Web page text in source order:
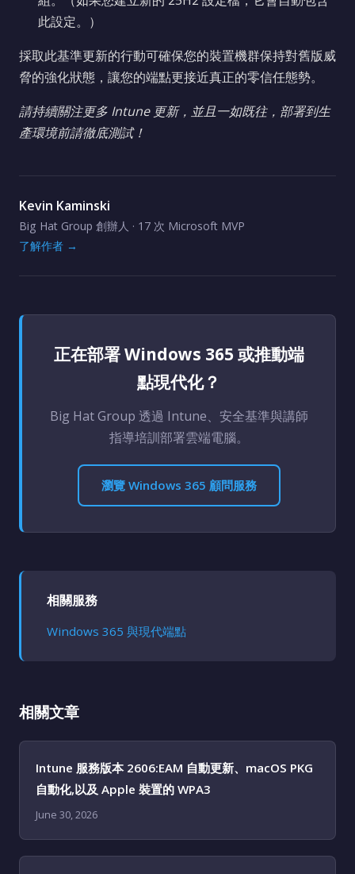
此設定。）
採取此基準更新的行動可確保您的裝置機群保持對舊版威
脅的強化狀態，讓您的端點更接近真正的零信任態勢。
請持續關注更多 Intune 更新，並且一如既往，部署到生
產環境前請徹底測試！
Kevin Kaminski
Big Hat Group 創辦人 · 17 次 Microsoft MVP
了解作者 →
正在部署 Windows 365 或推動端
點現代化？
Big Hat Group 透過 Intune、安全基準與講師
指導培訓部署雲端電腦。
瀏覽 Windows 365 顧問服務
相關服務
Windows 365 與現代端點
相關文章
Intune 服務版本 2606:EAM 自動更新、macOS PKG
自動化,以及 Apple 裝置的 WPA3
June 30, 2026